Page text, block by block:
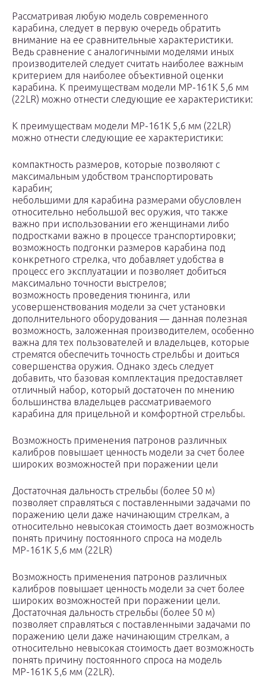
Рассматривая любую модель современного
карабина, следует в первую очередь обратить
внимание на ее сравнительные характеристики.
Ведь сравнение с аналогичными моделями иных
производителей следует считать наиболее важным
критерием для наиболее объективной оценки
карабина. К преимуществам модели МР-161К 5,6 мм
(22LR) можно отнести следующие ее характеристики:
К преимуществам модели МР-161К 5,6 мм (22LR)
можно отнести следующие ее характеристики:
компактность размеров, которые позволяют с
максимальным удобством транспортировать
карабин;
небольшими для карабина размерами обусловлен
относительно небольшой вес оружия, что также
важно при использовании его женщинами либо
подростками важно в процессе транспортировки;
возможность подгонки размеров карабина под
конкретного стрелка, что добавляет удобства в
процесс его эксплуатации и позволяет добиться
максимально точности выстрелов;
возможность проведения тюнинга, или
усовершенствования модели за счет установки
дополнительного оборудования — данная полезная
возможность, заложенная производителем, особенно
важна для тех пользователей и владельцев, которые
стремятся обеспечить точность стрельбы и доиться
совершенства оружия. Однако здесь следует
добавить, что базовая комплектация предоставляет
отличный набор, который достаточен по мнению
большинства владельцев рассматриваемого
карабина для прицельной и комфортной стрельбы.
Возможность применения патронов различных
калибров повышает ценность модели за счет более
широких возможностей при поражении цели
Достаточная дальность стрельбы (более 50 м)
позволяет справляться с поставленными задачами по
поражению цели даже начинающим стрелкам, а
относительно невысокая стоимость дает возможность
понять причину постоянного спроса на модель
МР-161К 5,6 мм (22LR)
Возможность применения патронов различных
калибров повышает ценность модели за счет более
широких возможностей при поражении цели.
Достаточная дальность стрельбы (более 50 м)
позволяет справляться с поставленными задачами по
поражению цели даже начинающим стрелкам, а
относительно невысокая стоимость дает возможность
понять причину постоянного спроса на модель
МР-161К 5,6 мм (22LR).